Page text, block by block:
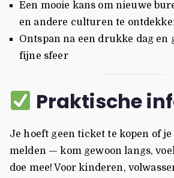
Een mooie kans om nieuwe
en andere culturen te
Ontspan na een drukke dag en
fijne sfeer
Praktische
Je hoeft geen ticket te kopen of je
melden — kom gewoon langs,
doe mee! Voor kinderen,